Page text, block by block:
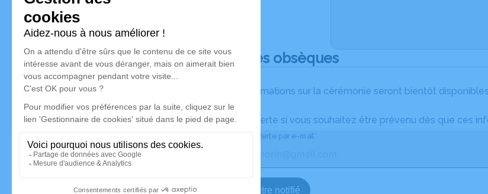
Déroulé des obsèques
Les informations sur la cérémonie seront bientôt disponibles.
Activez une alerte si vous souhaitez être prévenu dès que ces
Recevoir une alerte par e-mail*
Je veux être notifié